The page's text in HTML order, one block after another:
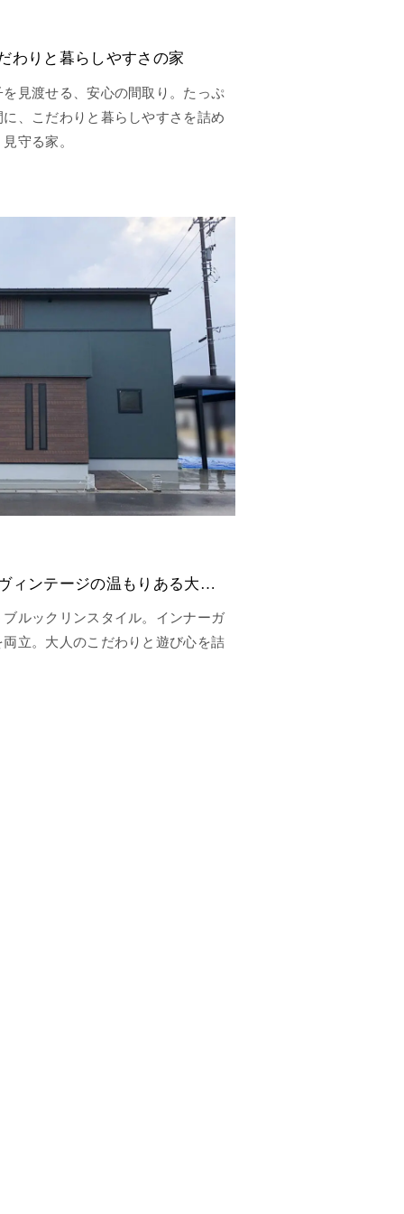
わりと暮らしやすさの家
見渡せる、安心の間取り。たっぷ
、こだわりと暮らしやすさを詰め
守る家。
インナーガレージ装備、ヴィンテージの温もりある大人の家
ルックリンスタイル。インナーガ
立。大人のこだわりと遊び心を詰